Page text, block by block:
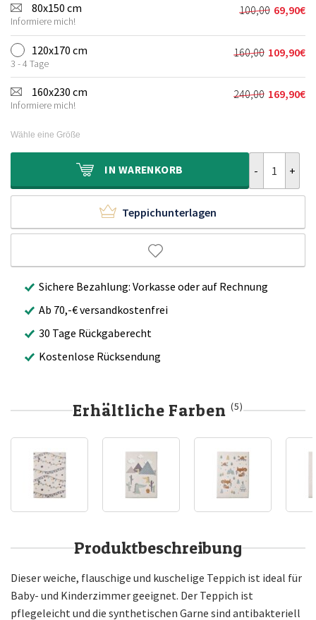
80x150 cm
Informiere mich!
100,00
Preis
war:
100,00€
69,90€
Aktueller
Preis
ist:
69,90€.
120x170 cm
3 - 4 Tage
160,00
Preis
war:
160,00€
109,90€
Aktueller
Preis
ist:
109,90€.
160x230 cm
Informiere mich!
240,00 169,90€
Aktueller
Wähle eine Größe
IN WARENKORB
Teppichunterlagen
Sichere Bezahlung: Vorkasse oder auf Rechnung
Ab 70,-€ versandkostenfrei
30 Tage Rückgaberecht
Kostenlose Rücksendung
Erhältliche Farben(5)
Produktbeschreibung
Dieser weiche, flauschige und kuschelige Teppich ist ideal für
Baby- und Kinderzimmer geeignet. Der Teppich ist
pflegeleicht und die synthetischen Garne sind antibakteriell